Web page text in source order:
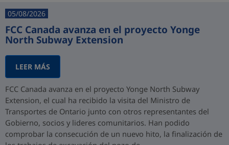
05/08/2026
FCC Canada avanza en el proyecto Yonge
North Subway Extension
LEER MÁS
FCC Canada avanza en el proyecto Yonge North Subway
Extension, el cual ha recibido la visita del Ministro de
Transportes de Ontario junto con otros representantes del
Gobierno, socios y lideres comunitarios. Han podido
comprobar la consecución de un nuevo hito, la finalización de